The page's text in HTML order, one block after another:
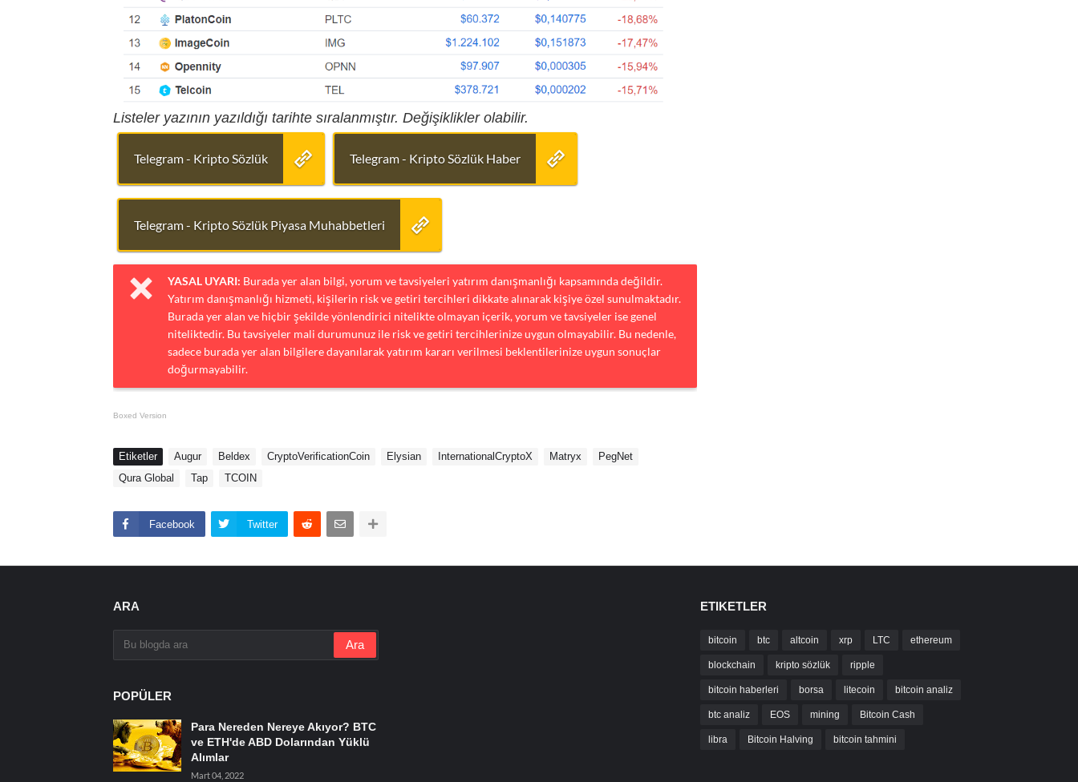
Listeler yazının yazıldığı tarihte sıralanmıştır. Değişiklikler olabilir.
Telegram - Kripto Sözlük Telegram - Kripto Sözlük Haber
Telegram - Kripto Sözlük Piyasa Muhabbetleri
YASAL UYARI: Burada yer alan bilgi, yorum ve tavsiyeleri yatırım danışmanlığı kapsamında değildir.
Yatırım danışmanlığı hizmeti, kişilerin risk ve getiri tercihleri dikkate alınarak kişiye özel sunulmaktadır.
Burada yer alan ve hiçbir şekilde yönlendirici nitelikte olmayan içerik, yorum ve tavsiyeler ise genel
niteliktedir. Bu tavsiyeler mali durumunuz ile risk ve getiri tercihlerinize uygun olmayabilir. Bu nedenle,
sadece burada yer alan bilgilere dayanılarak yatırım kararı verilmesi beklentilerinize uygun sonuçlar
doğurmayabilir.
Boxed Version
Etiketler Augur Beldex CryptoVerificationCoin Elysian InternationalCryptoX Matryx
PegNet
Qura Global
Tap TCOIN
Facebook Twitter
ARA
POPÜLER
Para Nereden Nereye Akıyor? BTC
ve ETH'de ABD Dolarından Yüklü
Alımlar
Mart 04, 2022
ETIKETLER
bitcoin btc altcoin xrp LTC ethereum
blockchain kripto sözlük ripple
bitcoin haberleri borsa litecoin bitcoin analiz
btc analiz EOS mining Bitcoin Cash
libra Bitcoin Halving bitcoin tahmini